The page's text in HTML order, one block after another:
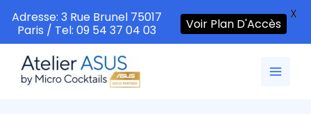
contenu
Adresse: 3 Rue Brunel 75017
Paris / Tel: 09 54 37 04 03
Voir Plan D'Accès
X